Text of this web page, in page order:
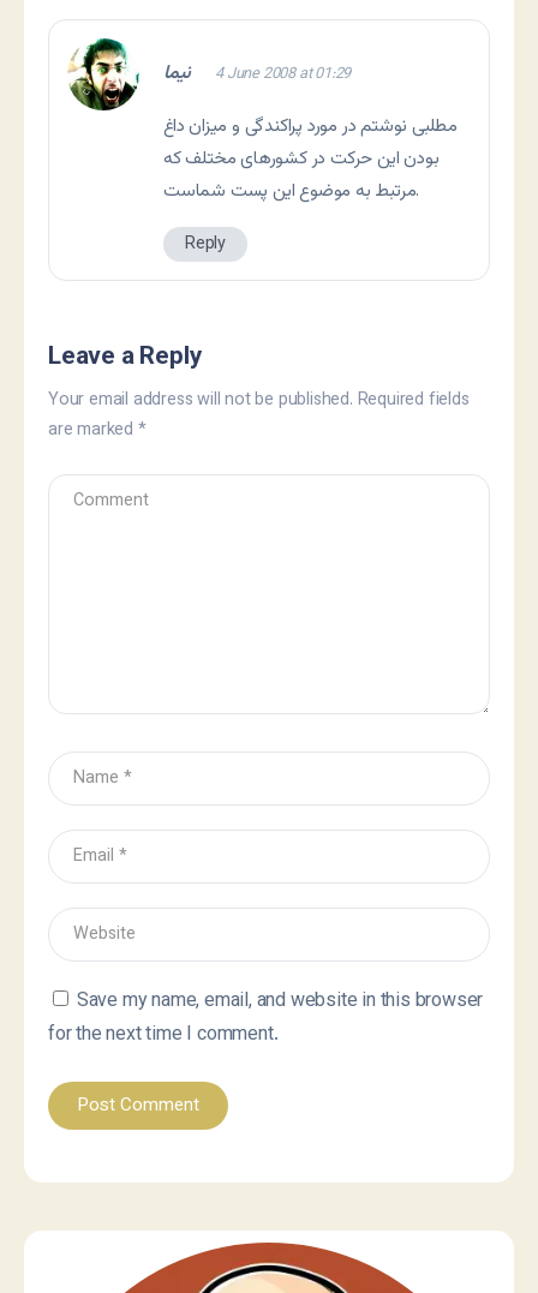
نیما 4 June 2008 at 01:29
مطلبی نوشتم در مورد پراکندگی و میزان داغ
بودن این حرکت در کشورهای مختلف که
مرتبط به موضوع این پست شماست.
Reply
Leave a Reply
Your email address will not be published. Required fields
are marked *
Save my name, email, and website in this browser
for the next time I comment.